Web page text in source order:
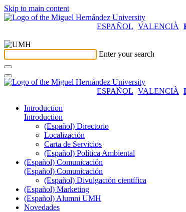
Skip to main content
ESPAÑOL VALENCIÀ
Enter your search
ESPAÑOL VALENCIÀ
Introduction
Introduction
(Español) Directorio
Localización
Carta de Servicios
(Español) Política Ambiental
(Español) Comunicación
(Español) Comunicación
(Español) Divulgación científica
(Español) Marketing
(Español) Alumni UMH
Novedades